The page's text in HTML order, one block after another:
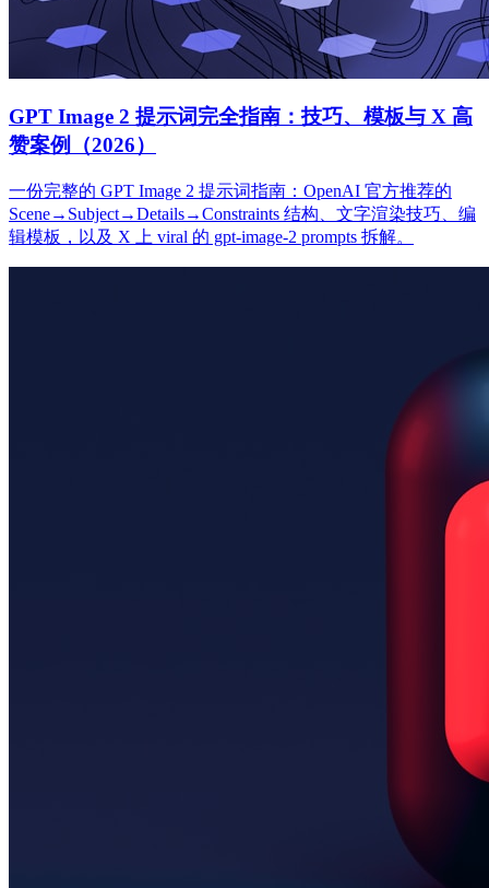
GPT Image 2 提示词完全指南：技巧、模板与 X 高
赞案例（2026）
一份完整的 GPT Image 2 提示词指南：OpenAI 官方推荐的
Scene→Subject→Details→Constraints 结构、文字渲染技巧、编
辑模板，以及 X 上 viral 的 gpt-image-2 prompts 拆解。